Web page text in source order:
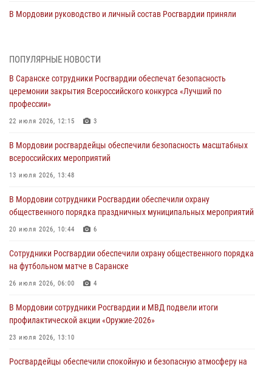
В Мордовии руководство и личный состав Росгвардии приняли
06 августа 2026, 08:14 9
В Саранске сотрудники Росгвардии задержали дебошира,
повредившего имущество в кафе
06 августа 2026, 07:03
незамедлительно
05 августа 2026, 15:04
подозреваемого в причинении телесных повреждений супруге
05 августа 2026, 12:34
проведения масштабного праздника в Темникове
05 августа 2026, 09:04 4
ПОПУЛЯРНЫЕ НОВОСТИ
В Саранске сотрудники Росгвардии обеспечат безопасность
церемонии закрытия Всероссийского конкурса «Лучший по
профессии»
22 июля 2026, 12:15 3
В Мордовии росгвардейцы обеспечили безопасность масштабных
всероссийских мероприятий
13 июля 2026, 13:48
В Мордовии сотрудники Росгвардии обеспечили охрану
общественного порядка праздничных муниципальных мероприятий
20 июля 2026, 10:44 6
Сотрудники Росгвардии обеспечили охрану общественного порядка
на футбольном матче в Саранске
26 июля 2026, 06:00 4
В Мордовии сотрудники Росгвардии и МВД подвели итоги
профилактической акции «Оружие‑2026»
23 июля 2026, 13:10
Росгвардейцы обеспечили спокойную и безопасную атмосферу на